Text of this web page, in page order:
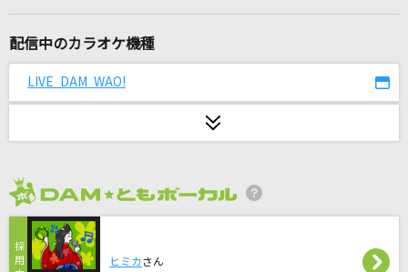
[生音]TSUNAMI
DARMA GRAND PRIX
やなぎなぎ
配信中のカラオケ機種
LIVE DAM WAO!
ヒミカ さん